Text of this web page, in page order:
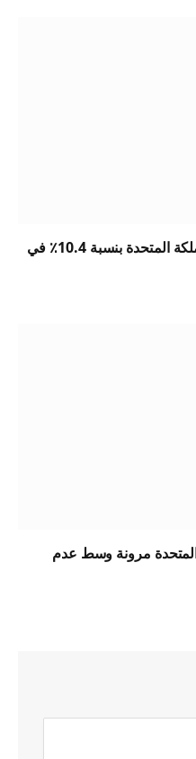
انخفضت مبيعات المنازل في المملكة المتحدة بنسبة 10.4٪ في
مرونة وسط عدم